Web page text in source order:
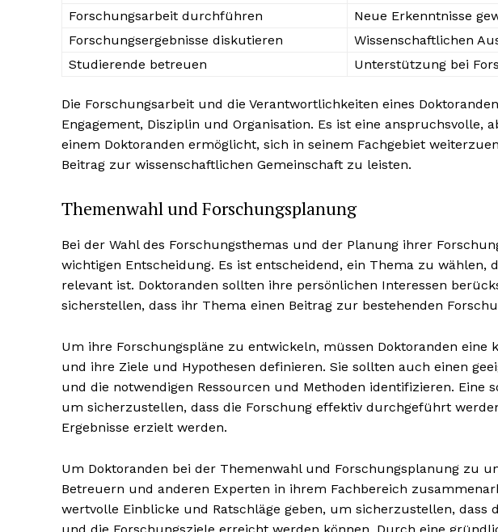
Forschungsarbeit durchführen
Neue Erkenntnisse
Forschungsergebnisse diskutieren
Wissenschaftlichen
Studierende betreuen
Unterstützung bei
Die Forschungsarbeit und die Verantwortlichkeiten eines
Engagement, Disziplin und Organisation. Es ist eine anspruchsvolle,
einem Doktoranden ermöglicht, sich in seinem Fachgebiet
Beitrag zur wissenschaftlichen Gemeinschaft zu leisten.
Themenwahl und Forschungsplanung
Bei der Wahl des Forschungsthemas und der Planung ihrer
wichtigen Entscheidung. Es ist entscheidend, ein Thema zu wählen,
relevant ist. Doktoranden sollten ihre persönlichen Interessen
sicherstellen, dass ihr Thema einen Beitrag zur bestehenden
Um ihre Forschungspläne zu entwickeln, müssen Doktoranden eine
und ihre Ziele und Hypothesen definieren. Sie sollten auch einen
und die notwendigen Ressourcen und Methoden identifizieren. Eine
um sicherzustellen, dass die Forschung effektiv durchgeführt
Ergebnisse erzielt werden.
Um Doktoranden bei der Themenwahl und Forschungsplanung zu
Betreuern und anderen Experten in ihrem Fachbereich
wertvolle Einblicke und Ratschläge geben, um sicherzustellen, dass